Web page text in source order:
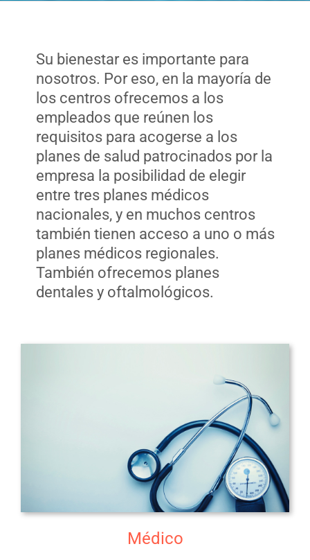
Tiempo libre
Vida laboral y personal
Recursos
Eventos
Su bienestar es importante para
nosotros. Por eso, en la mayoría de
los centros ofrecemos a los
empleados que reúnen los
requisitos para acogerse a los
planes de salud patrocinados por la
empresa la posibilidad de elegir
entre tres planes médicos
nacionales, y en muchos centros
también tienen acceso a uno o más
planes médicos regionales.
También ofrecemos planes
dentales y oftalmológicos.
Médico